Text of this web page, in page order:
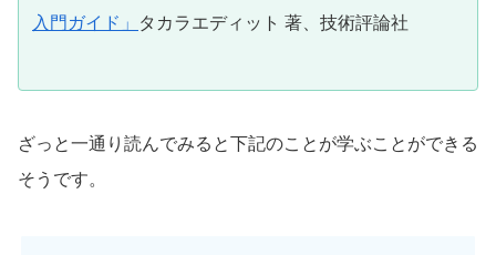
入門ガイド」
タカラエディット 著、技術評論社
ざっと一通り読んでみると下記のことが学ぶことができる
そうです。